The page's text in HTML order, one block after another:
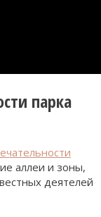
парка
аллеи и зоны,
деятелей